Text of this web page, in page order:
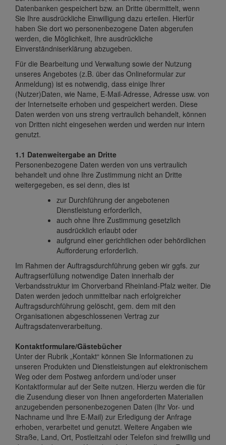
Datenbanken gespeichert bzw. an Dritte übermittelt, wenn
Sie Ihre ausdrückliche Einwilligung dazu erteilen. Hierfür
haben Sie dort wo personenbezogene Daten abgerufen
werden, die Möglichkeit, Ihre ausdrückliche
Einverständniserklärung abzugeben.
Für die Bearbeitung und Verwaltung sowie der Nutzung
unseres Angebotes (z.B. über das Onlineformular zur
Anmeldung) ist es notwendig, dass einige Ihrer
(Nutzer)Daten, wie Name, E-Mail-Adresse, Adresse usw. von
der Internetseite erhoben und gespeichert werden. Diese
Daten werden von uns streng vertraulich behandelt, können
von Dritten nicht eingesehen werden und werden nur intern
genutzt.
1.1 Datenweitergabe an Dritte
Personenbezogene Daten werden von uns vertraulich
behandelt und ohne Ihre Zustimmung nicht an Dritte
weitergegeben, es sei denn, dies ist
zur Durchführung der angebotenen
Dienstleistung erforderlich,
auch ohne Ihre Zustimmung gesetzlich
ausdrücklich erlaubt oder
aufgrund einer gerichtlichen oder behördlichen
Aufforderung erforderlich.
Im Rahmen der Auftragsdurchführung geben wir ggfs. zur
Auftragserfüllung notwendige Daten innerhalb der
Verbandsstruktur im Chorverband Rheinland-Pfalz weiter. Die
Daten werden jedoch unmittelbar nach erfolgreicher
Auftragsdurchführung gelöscht, gem. dem mit den
Organisationen abgeschlossenen Vertrag zur
Auftragsdatenverarbeitung.
Kontaktformulare/Gästebücher
Unter der Rubrik „Kontakt“ können Sie Informationen zu
unseren Produkten und Dienstleistungen auf elektronischem
Weg oder dem Postweg anfordern und/oder unser
Kontaktformular auf der Seite nutzen. Hierzu werden die für
die Zusendung dieser von Ihnen angeforderten Materialien
anzugebenden personenbezogenen Daten (Ihr Vor- und
Nachname und Ihre E-Mail) zur Erledigung der Anfrage
erhoben, verarbeitet und genutzt. Weitere Angaben wie
Straße, Land, Ort, Postleitzahl oder Telefon sind freiwillig und